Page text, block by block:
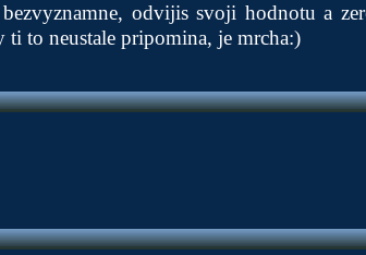
odvijis svoji hodnotu a
ti to neustale pripomina, je mrcha:)